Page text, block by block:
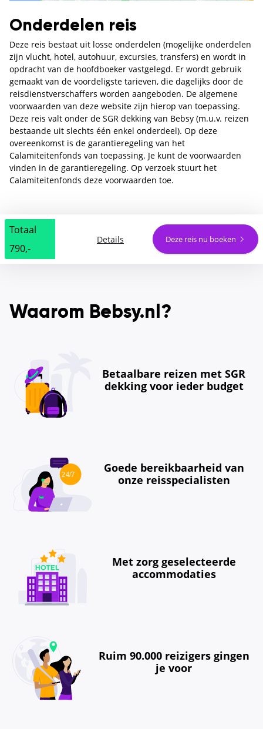
Onderdelen reis
Deze reis bestaat uit losse onderdelen (mogelijke onderdelen
zijn vlucht, hotel, autohuur, excursies, transfers) en wordt in
opdracht van de hoofdboeker vastgelegd. Er wordt gebruik
gemaakt van de voordeligste tarieven, die dagelijks door de
reisdienstverschaffers worden aangeboden. De algemene
voorwaarden van deze website zijn hierop van toepassing.
Deze reis valt onder de SGR dekking van Bebsy (m.u.v. reizen
bestaande uit slechts één enkel onderdeel). Op deze
overeenkomst is de garantieregeling van het
Calamiteitenfonds van toepassing. Je kunt de voorwaarden
vinden in de garantieregeling. Op verzoek stuurt het
Calamiteitenfonds deze voorwaarden toe.
Totaal
790,-
Details Deze reis nu boeken
Waarom Bebsy.nl?
Betaalbare reizen met SGR
dekking voor ieder budget
Goede bereikbaarheid van
onze reisspecialisten
Met zorg geselecteerde
accommodaties
Ruim 90.000 reizigers gingen
je voor